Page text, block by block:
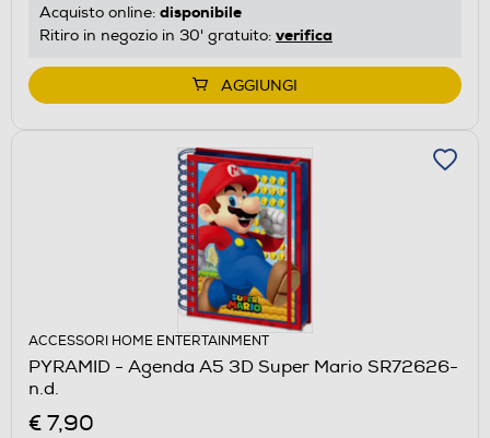
Acquisto online: disponibile
Ritiro in negozio in 30' gratuito: verifica
AGGIUNGI
ACCESSORI HOME ENTERTAINMENT
PYRAMID - Agenda A5 3D Super Mario SR72626-
n.d.
€ 7,90